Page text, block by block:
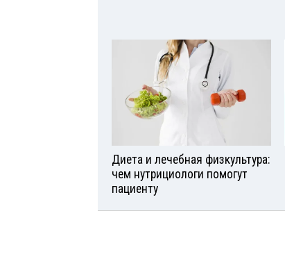
Диета и лечебная физкультура:
чем нутрициологи помогут
пациенту